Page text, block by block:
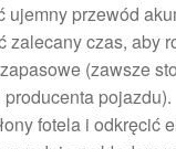
ujemny przewód
zalecany czas, aby
(zawsze
pojazdu).
fotela i odkręcić